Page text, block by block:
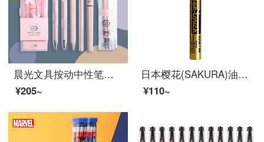
晨光文具按动中性笔莫兰迪色系0.5黑色学生用子弹头粉色系ins简约少女心水性笔0.35极细碳素水笔 10件套莫兰迪轻粉系P1493
¥205~
日本樱花(SAKURA)油漆笔签字笔记号笔马克笔高光笔 笔幅2.0mm金色
¥110~